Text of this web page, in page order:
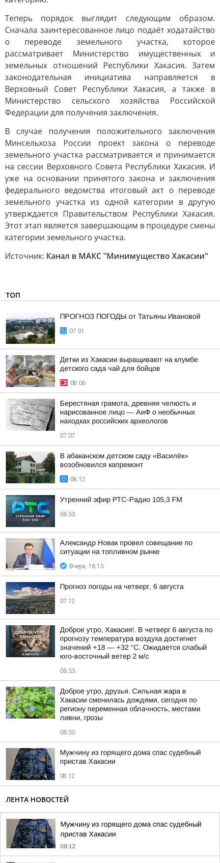
Теперь порядок выглядит следующим образом.
Сначала заинтересованное лицо подаёт ходатайство
о переводе земельного участка, которое
рассматривает Министерство имущественных и
земельных отношений Республики Хакасия. Затем
законодательная инициатива направляется в
Верховный Совет Республики Хакасия, а также в
Министерство сельского хозяйства Российской
Федерации для получения заключения.
В случае получения положительного заключения
Минсельхоза России проект закона о переводе
земельного участка рассматривается и принимается
на сессии Верховного Совета Республики Хакасия. И
уже на основании принятого закона и заключения
федерального ведомства итоговый акт о переводе
земельного участка из одной категории в другую
утверждается Правительством Республики Хакасия.
Этот этап является завершающим в процедуре смены
категории земельного участка.
Источник: Канал в МАКС "Минимущество Хакасии"
ТОП
ПРОГНОЗ ПОГОДЫ от Татьяны Ивановой
07:01
Детки из Хакасии выращивают на клумбе
детского сада чай для бойцов
08:06
Берестяная грамота, древняя челюсть и
нарисованное лицо — АиФ о необычных
находках российских археологов
07:07
В абаканском детском саду «Василёк»
возобновился капремонт
08:12
Утренний эфир РТС-Радио 105,3 FM
06:33
Александр Новак провел совещание по
ситуации на топливном рынке
Вчера, 16:13
Прогноз погоды на четверг, 6 августа
07:12
Доброе утро, Хакасия!. В четверг 6 августа по
прогнозу температура воздуха достигнет
значений +18 — +32 °С. Ожидается слабый
юго-восточный ветер 2 м/с
06:33
Доброе утро, друзья. Сильная жара в
Хакасии сменилась дождями, сегодня по
региону переменная облачность, местами
ливни, грозы
06:30
Мужчину из горящего дома спас судебный
пристав Хакасии
08:12
ЛЕНТА НОВОСТЕЙ
Мужчину из горящего дома спас судебный
пристав Хакасии
08:12